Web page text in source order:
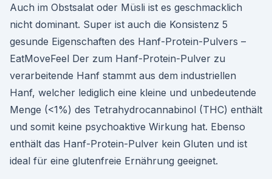
Auch im Obstsalat oder Müsli ist es geschmacklich
nicht dominant. Super ist auch die Konsistenz 5
gesunde Eigenschaften des Hanf-Protein-Pulvers –
EatMoveFeel Der zum Hanf-Protein-Pulver zu
verarbeitende Hanf stammt aus dem industriellen
Hanf, welcher lediglich eine kleine und unbedeutende
Menge (<1%) des Tetrahydrocannabinol (THC) enthält
und somit keine psychoaktive Wirkung hat. Ebenso
enthält das Hanf-Protein-Pulver kein Gluten und ist
ideal für eine glutenfreie Ernährung geeignet.